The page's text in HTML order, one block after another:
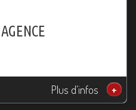
Plus d'infos +